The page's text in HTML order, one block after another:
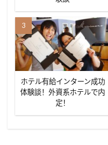
ホテル有給インターン成功
体験談！外資系ホテルで内
定！